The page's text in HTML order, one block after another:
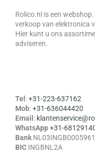
Rolico.nl is een
verkoop van elektronica
Hier kunt u ons
adviseren.
Tel :+31-223-637162
Mob:+31-636044420
Email :
WhatsApp+31-
Bank
BIC INGBNL2A